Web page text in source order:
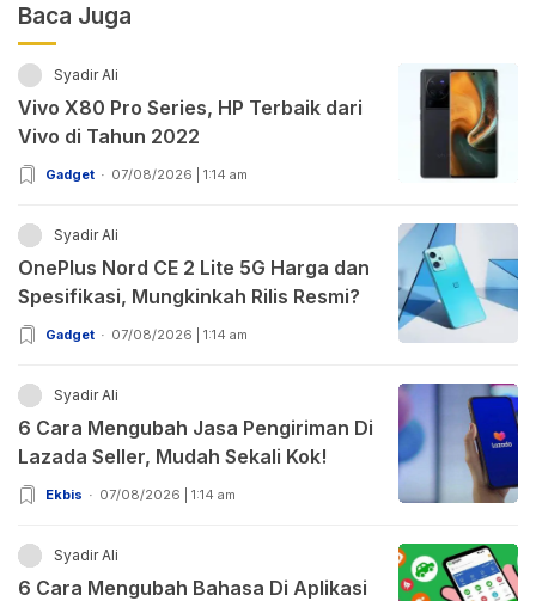
Baca Juga
Syadir Ali
Vivo X80 Pro Series, HP Terbaik dari
Vivo di Tahun 2022
Gadget 07/08/2026 | 1:14 am
Syadir Ali
OnePlus Nord CE 2 Lite 5G Harga dan
Spesifikasi, Mungkinkah Rilis Resmi?
Gadget 07/08/2026 | 1:14 am
Syadir Ali
6 Cara Mengubah Jasa Pengiriman Di
Lazada Seller, Mudah Sekali Kok!
Ekbis 07/08/2026 | 1:14 am
Syadir Ali
6 Cara Mengubah Bahasa Di Aplikasi